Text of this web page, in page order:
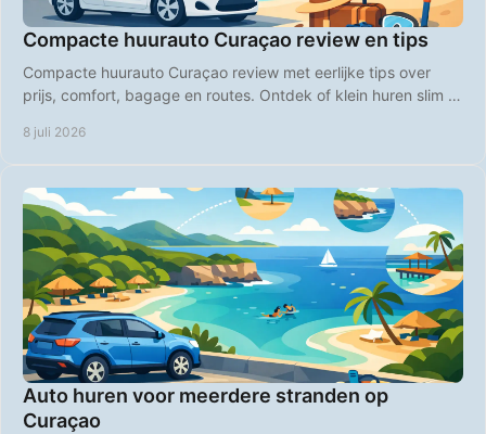
Compacte huurauto Curaçao review en tips
Compacte huurauto Curaçao review met eerlijke tips over
prijs, comfort, bagage en routes. Ontdek of klein huren slim is
8 juli 2026
Auto huren voor meerdere stranden op
Curaçao